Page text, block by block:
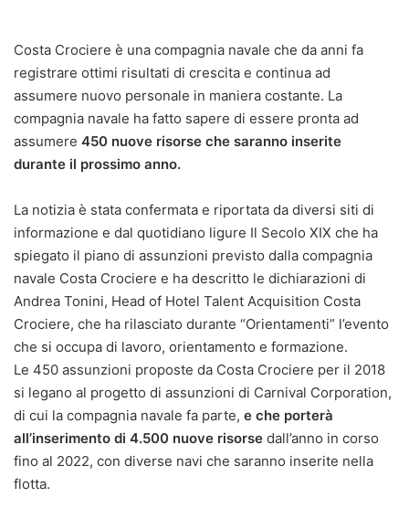
Costa Crociere è una compagnia navale che da anni fa
registrare ottimi risultati di crescita e continua ad
assumere nuovo personale in maniera costante. La
compagnia navale ha fatto sapere di essere pronta ad
assumere 450 nuove risorse che saranno inserite
durante il prossimo anno.
La notizia è stata confermata e riportata da diversi siti di
informazione e dal quotidiano ligure Il Secolo XIX che ha
spiegato il piano di assunzioni previsto dalla compagnia
navale Costa Crociere e ha descritto le dichiarazioni di
Andrea Tonini, Head of Hotel Talent Acquisition Costa
Crociere, che ha rilasciato durante “Orientamenti” l’evento
che si occupa di lavoro, orientamento e formazione.
Le 450 assunzioni proposte da Costa Crociere per il 2018
si legano al progetto di assunzioni di Carnival Corporation,
di cui la compagnia navale fa parte, e che porterà
all’inserimento di 4.500 nuove risorse dall’anno in corso
fino al 2022, con diverse navi che saranno inserite nella
flotta.